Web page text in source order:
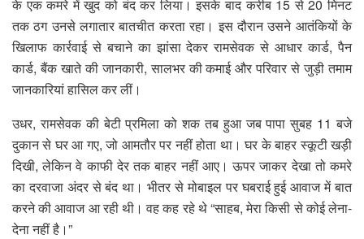
के एक कमरे में खुद को बंद कर लिया। इसके बाद करीब 15 से 20 मिनट
तक ठग उनसे लगातार बातचीत करता रहा। इस दौरान उसने आतंकियों के
खिलाफ कार्रवाई से बचाने का झांसा देकर रामसेवक से आधार कार्ड, पैन
कार्ड, बैंक खाते की जानकारी, सालभर की कमाई और परिवार से जुड़ी तमाम
जानकारियां हासिल कर लीं।
उधर, रामसेवक की बेटी प्रमिला को शक तब हुआ जब पापा सुबह 11 बजे
दुकान से घर आ गए, जो आमतौर पर नहीं होता था। घर के बाहर स्कूटी खड़ी
दिखी, लेकिन वे काफी देर तक बाहर नहीं आए। ऊपर जाकर देखा तो कमरे
का दरवाजा अंदर से बंद था। भीतर से मोबाइल पर घबराई हुई आवाज में बात
करने की आवाज आ रही थी। वह कह रहे थे “साहब, मेरा किसी से कोई लेना-
देना नहीं है।”